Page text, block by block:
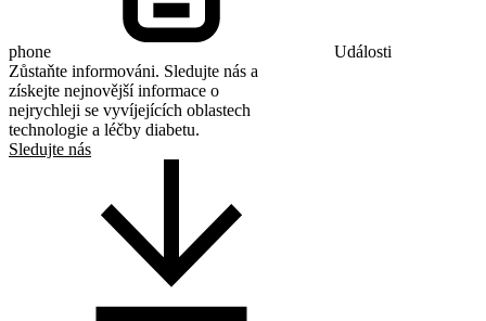
phone
Události
Zůstaňte informováni. Sledujte nás a
získejte nejnovější informace o
nejrychleji se vyvíjejících oblastech
technologie a léčby diabetu.
Sledujte nás